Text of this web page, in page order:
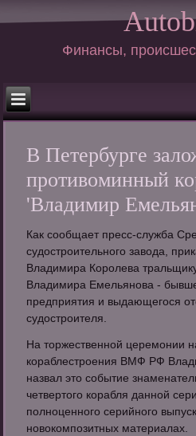
Финансы,
В Петербурге
противоминный
'Владимир
Как сообщает пресс-служба
судостроительного завода,
Владимира Королева
Владимира Емельянова -
предприятия и выдающегося
судостроителя.
На торжественной церемонии
кораблестроения ВМФ РФ
назвал это событие
четвертого корабля данной
полноценного серийного
новокомпозитных материалах.